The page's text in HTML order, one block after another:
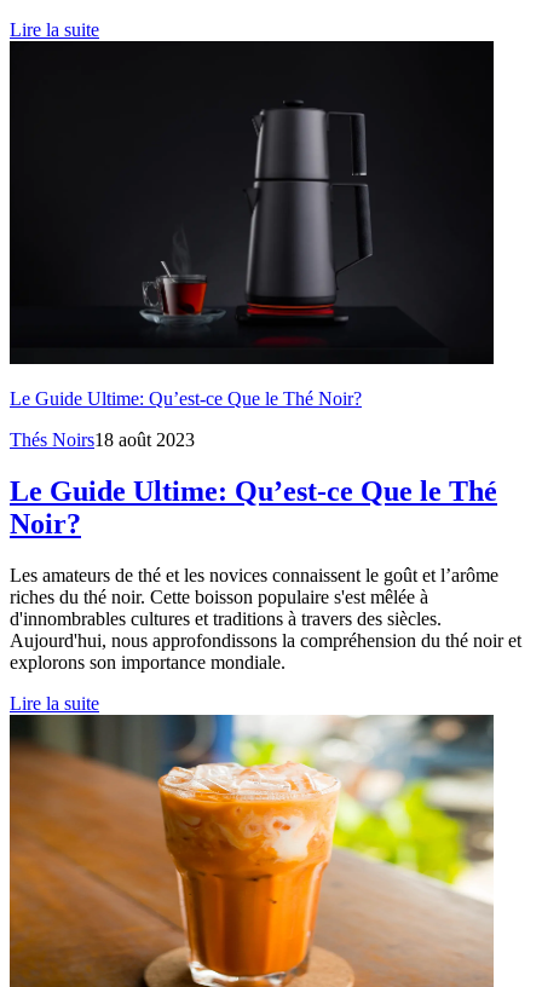
Lire la suite
Le Guide Ultime: Qu’est-ce Que le Thé Noir?
Thés Noirs18 août 2023
Le Guide Ultime: Qu’est-ce Que le Thé
Noir?
Les amateurs de thé et les novices connaissent le goût et l’arôme
riches du thé noir. Cette boisson populaire s'est mêlée à
d'innombrables cultures et traditions à travers des siècles.
Aujourd'hui, nous approfondissons la compréhension du thé noir et
explorons son importance mondiale.
Lire la suite